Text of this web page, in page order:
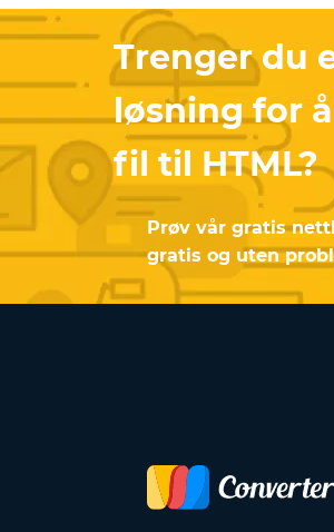
Trenger du
løsning for
fil til HTML?
Prøv vår gratis
gratis og uten